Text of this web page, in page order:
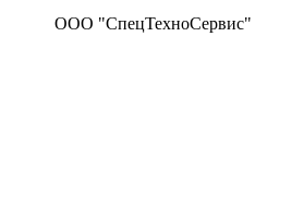
ООО "СпецТехноСервис"